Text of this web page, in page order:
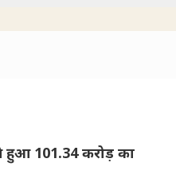
से हुआ 101.34 करोड़ का